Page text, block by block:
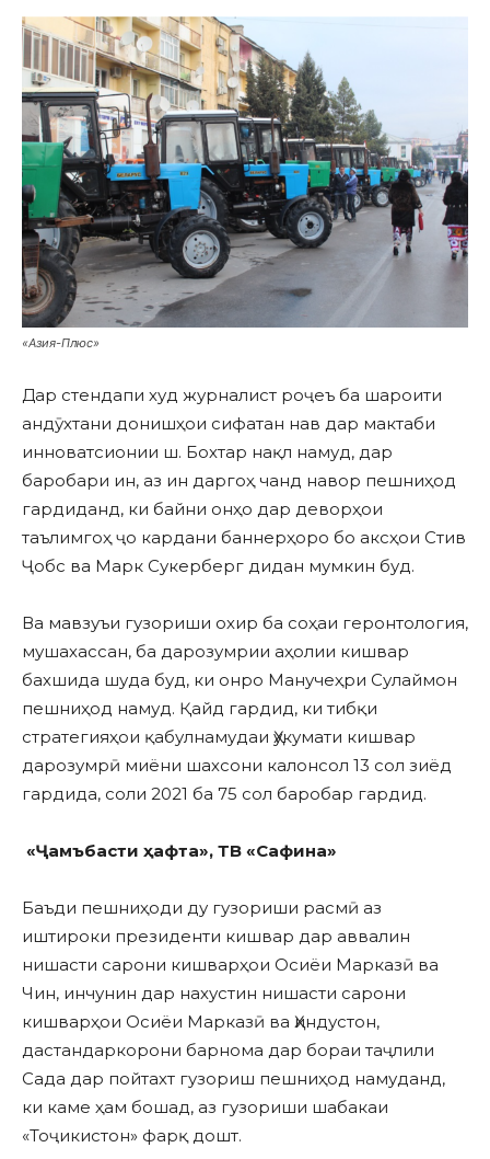
«Азия-Плюс»
Дар стендапи худ журналист роҷеъ ба шароити
андӯхтани донишҳои сифатан нав дар мактаби
инноватсионии ш. Бохтар нақл намуд, дар
баробари ин, аз ин даргоҳ чанд навор пешниҳод
гардиданд, ки байни онҳо дар деворҳои
таълимгоҳ ҷо кардани баннерҳоро бо аксҳои Стив
Ҷобс ва Марк Сукерберг дидан мумкин буд.
Ва мавзуъи гузориши охир ба соҳаи геронтология,
мушахассан, ба дарозумрии аҳолии кишвар
бахшида шуда буд, ки онро Манучеҳри Сулаймон
пешниҳод намуд. Қайд гардид, ки тибқи
стратегияҳои қабулнамудаи Ҳукумати кишвар
дарозумрӣ миёни шахсони калонсол 13 сол зиёд
гардида, соли 2021 ба 75 сол баробар гардид.
«Ҷамъбасти ҳафта», ТВ «Сафина»
Баъди пешниҳоди ду гузориши расмӣ аз
иштироки президенти кишвар дар аввалин
нишасти сарони кишварҳои Осиёи Марказӣ ва
Чин, инчунин дар нахустин нишасти сарони
кишварҳои Осиёи Марказӣ ва Ҳиндустон,
дастандаркорони барнома дар бораи таҷлили
Сада дар пойтахт гузориш пешниҳод намуданд,
ки каме ҳам бошад, аз гузориши шабакаи
«Тоҷикистон» фарқ дошт.